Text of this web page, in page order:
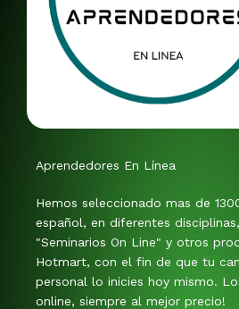
Aprendedores En Línea
Hemos seleccionado mas de
español, en diferentes
"Seminarios On Line" y otros
Hotmart, con el fin de que tu
personal lo inicies hoy mismo.
online, siempre al mejor precio!